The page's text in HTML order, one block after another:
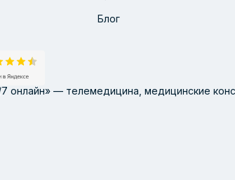
Блог
онлайн» — телемедицина, медицинские